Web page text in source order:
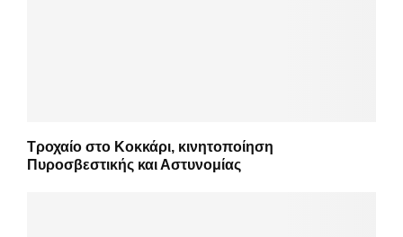
Τροχαίο στο Κοκκάρι, κινητοποίηση
Πυροσβεστικής και Αστυνομίας